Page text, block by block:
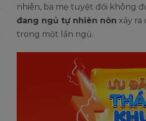
nhiên, ba mẹ tuyệt đối không
đang ngủ tự nhiên nôn xảy
trong một lần ngủ.